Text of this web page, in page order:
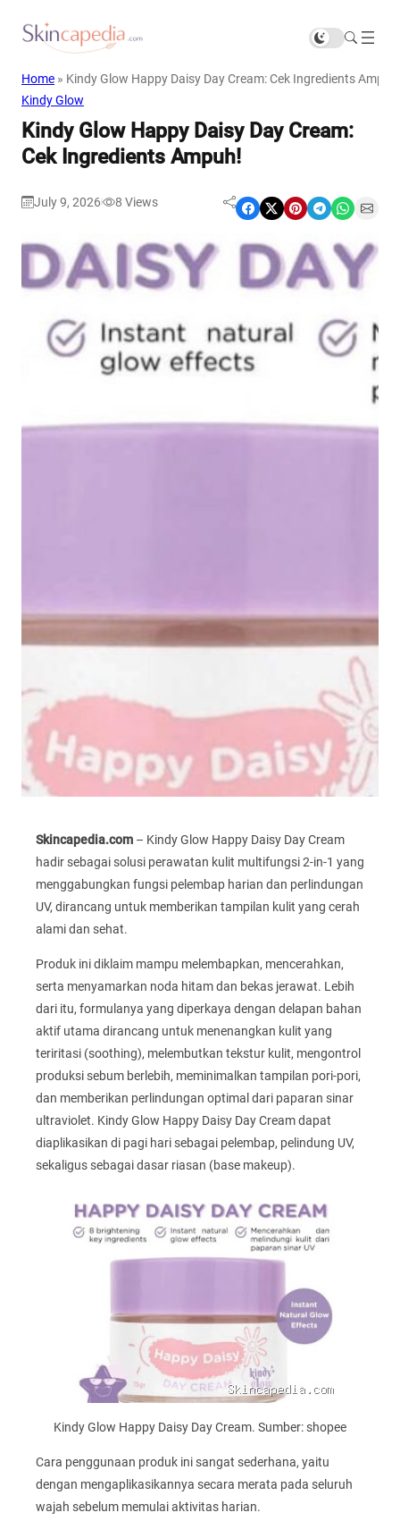
Home » Kindy Glow Happy Daisy Day Cream: Cek Ingredients
Kindy Glow
Kindy Glow Happy Daisy Day Cream:
Cek Ingredients Ampuh!
July 9, 2026 8 Views Share on Facebook Share on X Share on Pinterest Share on Telegram Share on WhatsApp Share on Email
Skincapedia.com – Kindy Glow Happy Daisy Day Cream
hadir sebagai solusi perawatan kulit multifungsi 2-in-1 yang
menggabungkan fungsi pelembap harian dan perlindungan
UV, dirancang untuk memberikan tampilan kulit yang cerah
alami dan sehat.
Produk ini diklaim mampu melembapkan, mencerahkan,
serta menyamarkan noda hitam dan bekas jerawat. Lebih
dari itu, formulanya yang diperkaya dengan delapan bahan
aktif utama dirancang untuk menenangkan kulit yang
teriritasi (soothing), melembutkan tekstur kulit, mengontrol
produksi sebum berlebih, meminimalkan tampilan pori-pori,
dan memberikan perlindungan optimal dari paparan sinar
ultraviolet. Kindy Glow Happy Daisy Day Cream dapat
diaplikasikan di pagi hari sebagai pelembap, pelindung UV,
sekaligus sebagai dasar riasan (base makeup).
Kindy Glow Happy Daisy Day Cream. Sumber: shopee
Cara penggunaan produk ini sangat sederhana, yaitu
dengan mengaplikasikannya secara merata pada seluruh
wajah sebelum memulai aktivitas harian.